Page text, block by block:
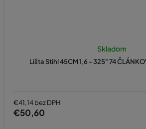
Lišta Stihl 45CM 1,6 - 325" 74
Skladom
€41,14 bez DPH
€50,60